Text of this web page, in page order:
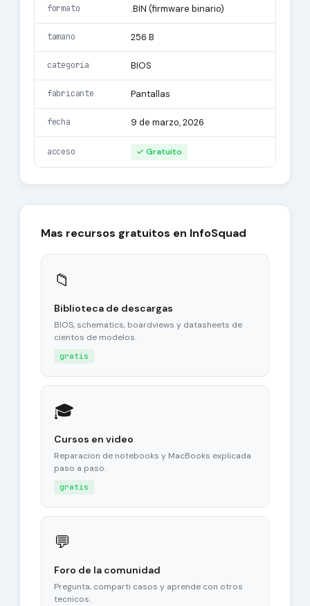
formato .BIN (firmware binario)
tamano 256 B
categoria BIOS
fabricante Pantallas
fecha 9 de marzo, 2026
acceso ✓ Gratuito
Mas recursos gratuitos en InfoSquad
📁
Biblioteca de descargas
BIOS, schematics, boardviews y datasheets de
cientos de modelos.
gratis
🎓
Cursos en video
Reparacion de notebooks y MacBooks explicada
paso a paso.
gratis
💬
Foro de la comunidad
Pregunta, comparti casos y aprende con otros
tecnicos.